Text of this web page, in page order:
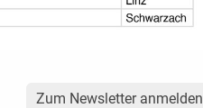
Zum Newsletter anmelden